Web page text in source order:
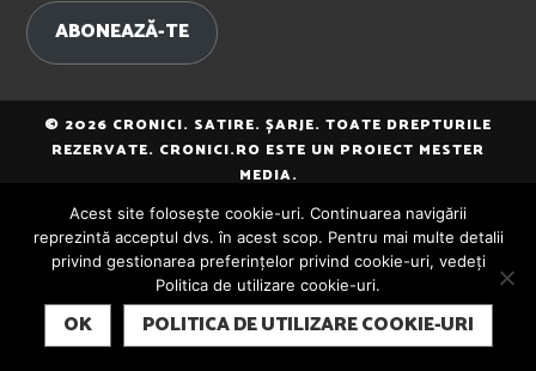
mail
ABONEAZĂ-TE
© 2026 CRONICI. SATIRE. ȘARJE. TOATE DREPTURILE
REZERVATE. CRONICI.RO ESTE UN PROIECT MESTER
MEDIA.
SUBSCRIBE
Acest site folosește cookie-uri. Continuarea navigării
reprezintă acceptul dvs. în acest scop. Pentru mai multe detalii
privind gestionarea preferințelor privind cookie-uri, vedeți
Politica de utilizare cookie-uri.
OK POLITICA DE UTILIZARE COOKIE-URI